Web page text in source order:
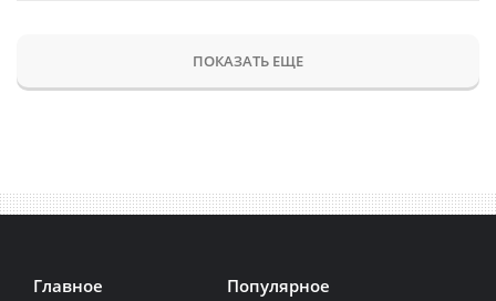
ПОКАЗАТЬ ЕЩЕ
Главное Популярное